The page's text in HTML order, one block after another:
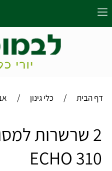
דף הבית / כלי גינון /
2 שרשרות
ECHO 310